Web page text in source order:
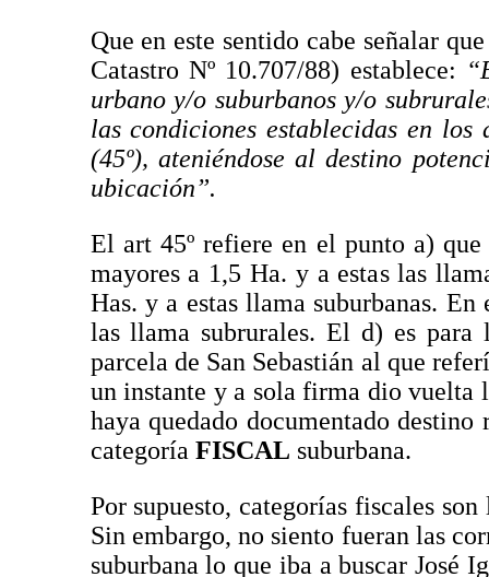
Que en este sentido cabe señalar
Catastro Nº 10.707/88) establece:
urbano y/o suburbanos y/o
las condiciones establecidas en
(45º), ateniéndose al destino
ubicación”.
El art 45º refiere en el punto a) que
mayores a 1,5 Ha. y a estas las
Has. y a estas llama suburbanas.
las llama subrurales. El d) es para
parcela de San Sebastián al que
un instante y a sola firma dio
haya quedado documentado
categoría FISCAL suburbana.
Por supuesto, categorías fiscales
Sin embargo, no siento fueran las
suburbana lo que iba a buscar José